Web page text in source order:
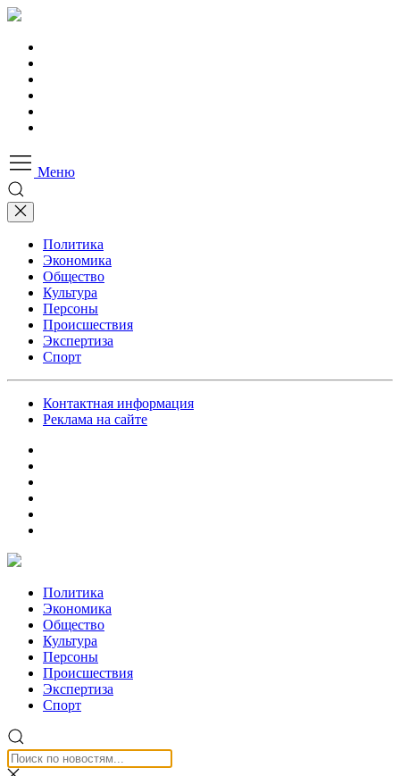
Меню
Политика
Экономика
Общество
Культура
Персоны
Происшествия
Экспертиза
Спорт
Контактная информация
Реклама на сайте
Политика
Экономика
Общество
Культура
Персоны
Происшествия
Экспертиза
Спорт